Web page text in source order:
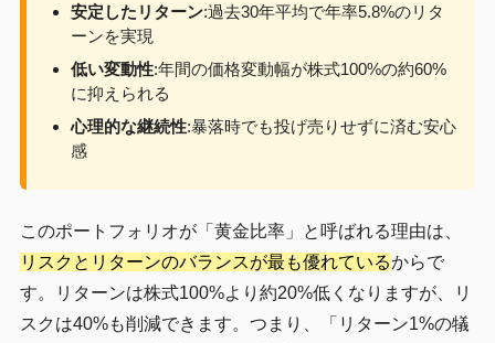
安定したリターン:過去30年平均で年率5.8%のリタ
ーンを実現
低い変動性:年間の価格変動幅が株式100%の約60%
に抑えられる
心理的な継続性:暴落時でも投げ売りせずに済む安心
感
このポートフォリオが「黄金比率」と呼ばれる理由は、
リスクとリターンのバランスが最も優れているからで
す。リターンは株式100%より約20%低くなりますが、リ
スクは40%も削減できます。つまり、「リターン1%の犠